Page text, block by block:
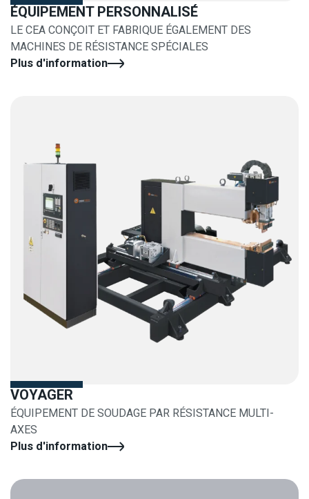
ÉQUIPEMENT PERSONNALISÉ
LE CEA CONÇOIT ET FABRIQUE ÉGALEMENT DES
MACHINES DE RÉSISTANCE SPÉCIALES
Plus d'information
VOYAGER
ÉQUIPEMENT DE SOUDAGE PAR RÉSISTANCE MULTI-
AXES
Plus d'information